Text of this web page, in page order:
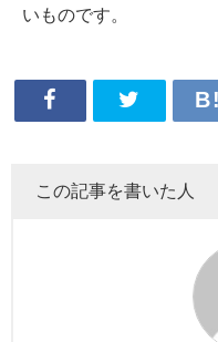
いものです。
この記事を書いた人